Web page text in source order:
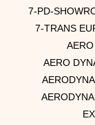
7-PD-
7-TRANS
AERO